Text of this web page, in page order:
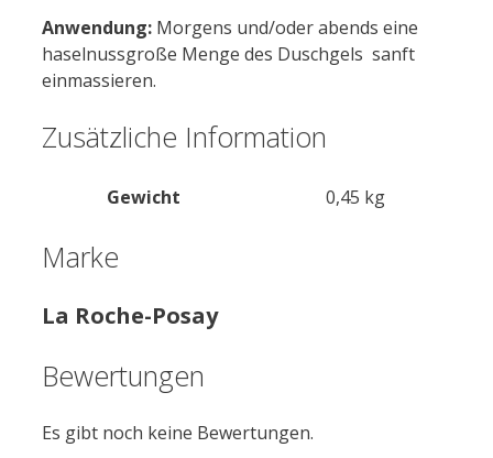
Anwendung: Morgens und/oder abends eine
haselnussgroße Menge des Duschgels sanft
einmassieren.
Zusätzliche Information
Gewicht 0,45 kg
Marke
La Roche-Posay
Bewertungen
Es gibt noch keine Bewertungen.